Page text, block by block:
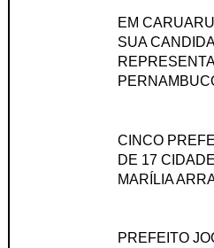
EM
SUA
CINCO
DE 17
MARÍLIA
PREFEITO